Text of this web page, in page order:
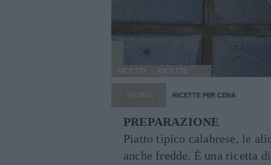
RICETTA
STORIA RICETTE PER CENA
PREPARAZIONE
Piatto tipico calabrese, le
anche fredde. È una ricetta